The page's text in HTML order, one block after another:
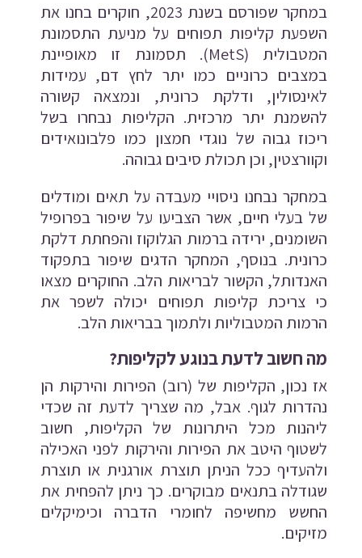
במחקר שפורסם בשנת 2023, חוקרים בחנו את
השפעת קליפות תפוחים על מניעת התסמונת
המטבולית (MetS). תסמונת זו מאופיינת
במצבים כרוניים כמו יתר לחץ דם, עמידות
לאינסולין, ודלקת כרונית, ונמצאה קשורה
להשמנת יתר מרכזית. הקליפות נבחרו בשל
ריכוז גבוה של נוגדי חמצון כמו פלבונואידים
וקוורצטין, וכן תכולת סיבים גבוהה.
במחקר נבחנו ניסויי מעבדה על תאים ומודלים
של בעלי חיים, אשר הצביעו על שיפור בפרופיל
השומנים, ירידה ברמות הגלוקוז והפחתת דלקת
כרונית. בנוסף, המחקר הדגים שיפור בתפקוד
האנדותל, הקשור לבריאות הלב. החוקרים מצאו
כי צריכת קליפות תפוחים יכולה לשפר את
הרמות המטבוליות ולתמוך בבריאות הלב.
מה חשוב לדעת בנוגע לקליפות?
אז נכון, הקליפות של (רוב) הפירות והירקות הן
נהדרות לגוף. אבל, מה שצריך לדעת זה שכדי
ליהנות מכל היתרונות של הקליפות, חשוב
לשטוף היטב את הפירות והירקות לפני האכילה
ולהעדיף ככל הניתן תוצרת אורגנית או תוצרת
שגודלה בתנאים מבוקרים. כך ניתן להפחית את
החשש מחשיפה לחומרי הדברה וכימיקלים
מזיקים.